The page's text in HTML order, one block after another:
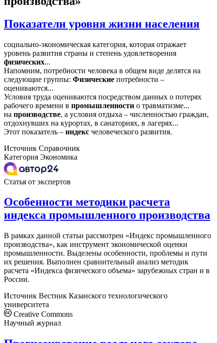
Показатели уровня жизни населения
социально-экономическая категория, которая отражает
уровень развития страны и степень удовлетворения
физических...
Напомним, потребности человека в общем виде делятся на
следующие группы: Физические потребности –
оцениваются...
Условия труда оцениваются посредством данных о потерях
рабочего времени в промышленности о травматизме...
на производстве, а условия отдыха – численностью граждан,
отдохнувших на курортах, в санаториях, в лагерях...
Этот показатель – индекс человеческого развития.
Источник Справочник
Категория Экономика
Статья от экспертов
Особенности методики расчета
индекса промышленного производства
В рамках данной статьи рассмотрен «Индекс промышленного
производства», как инструмент экономической оценки
промышленности. Выделены особенности, проблемы и пути
их решения. Выполнен сравнительный анализ методик
расчета «Индекса физического объема» зарубежных стран и в
России.
Источник Вестник Казанского технологического
университета
Creative Commons
Научный журнал